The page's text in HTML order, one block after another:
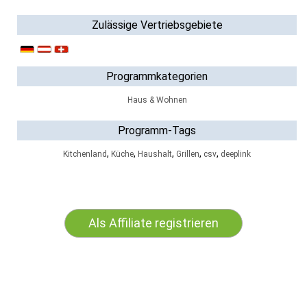
Zulässige Vertriebsgebiete
Programmkategorien
Haus & Wohnen
Programm-Tags
Kitchenland, Küche, Haushalt, Grillen, csv, deeplink
Als Affiliate registrieren